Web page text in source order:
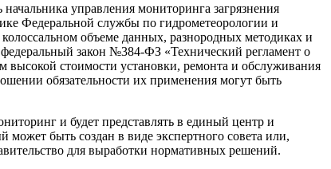
управления мониторинга загрязнения
Федеральной службы по гидрометеорологии и
объеме данных, разнородных методиках и
закон №384-ФЗ «Технический регламент о
высокой стоимости установки, ремонта и обслуживания
обязательности их применения могут быть
и будет представлять в единый центр и
быть создан в виде экспертного совета или,
для выработки нормативных решений.